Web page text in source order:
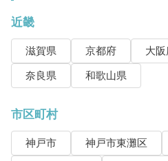
近畿
滋賀県 京都府 大
奈良県
和歌山県
市区町村
神戸市 神戸市東灘区